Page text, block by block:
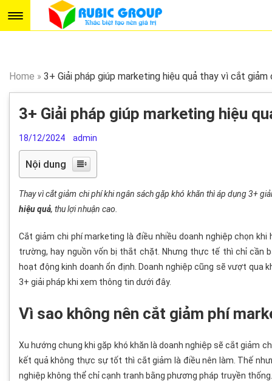
Home » 3+ Giải pháp giúp marketing hiệu quả thay vì cắt giảm
3+ Giải pháp giúp marketing hiệu
18/12/2024 admin
Nội dung
Thay vì cắt giảm chi phí khi ngân sách gặp khó khăn thì áp dụng 3+
hiệu quả, thu lợi nhuận cao.
Cắt giảm chi phí marketing là điều nhiều doanh nghiệp chọn
trường, hay nguồn vốn bị thắt chặt. Nhưng thực tế thì chỉ cần
hoạt động kinh doanh ổn định. Doanh nghiệp cũng sẽ vượt qua
3+ giải pháp khi xem thông tin dưới đây.
Vì sao không nên cắt giảm phí
Xu hướng chung khi gặp khó khăn là doanh nghiệp sẽ cắt giảm
kết quả không thực sự tốt thì cắt giảm là điều nên làm. Thế
nghiệp không thể chỉ cạnh tranh bằng phương pháp truyền